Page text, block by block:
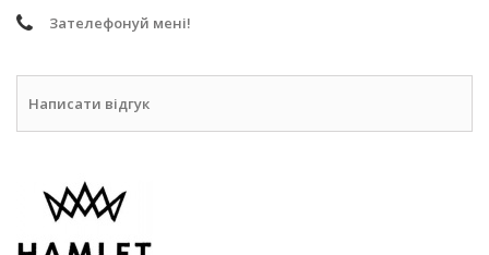
Зателефонуй мені!
Написати відгук